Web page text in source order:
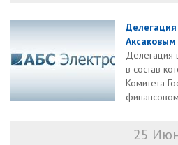
Делегация
Аксаковым
Делегация
в состав
Комитета
25